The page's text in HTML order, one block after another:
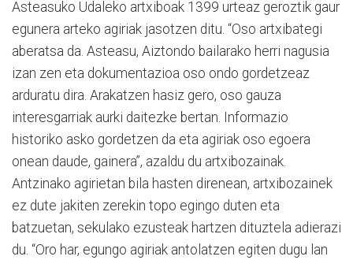
Asteasuko Udaleko artxiboak 1399 urteaz geroztik gaur
egunera arteko agiriak jasotzen ditu. “Oso artxibategi
aberatsa da. Asteasu, Aiztondo bailarako herri nagusia
izan zen eta dokumentazioa oso ondo gordetzeaz
arduratu dira. Arakatzen hasiz gero, oso gauza
interesgarriak aurki daitezke bertan. Informazio
historiko asko gordetzen da eta agiriak oso egoera
onean daude, gainera”, azaldu du artxibozainak.
Antzinako agirietan bila hasten direnean, artxibozainek
ez dute jakiten zerekin topo egingo duten eta
batzuetan, sekulako ezusteak hartzen dituztela adierazi
du. “Oro har, egungo agiriak antolatzen egiten dugu lan